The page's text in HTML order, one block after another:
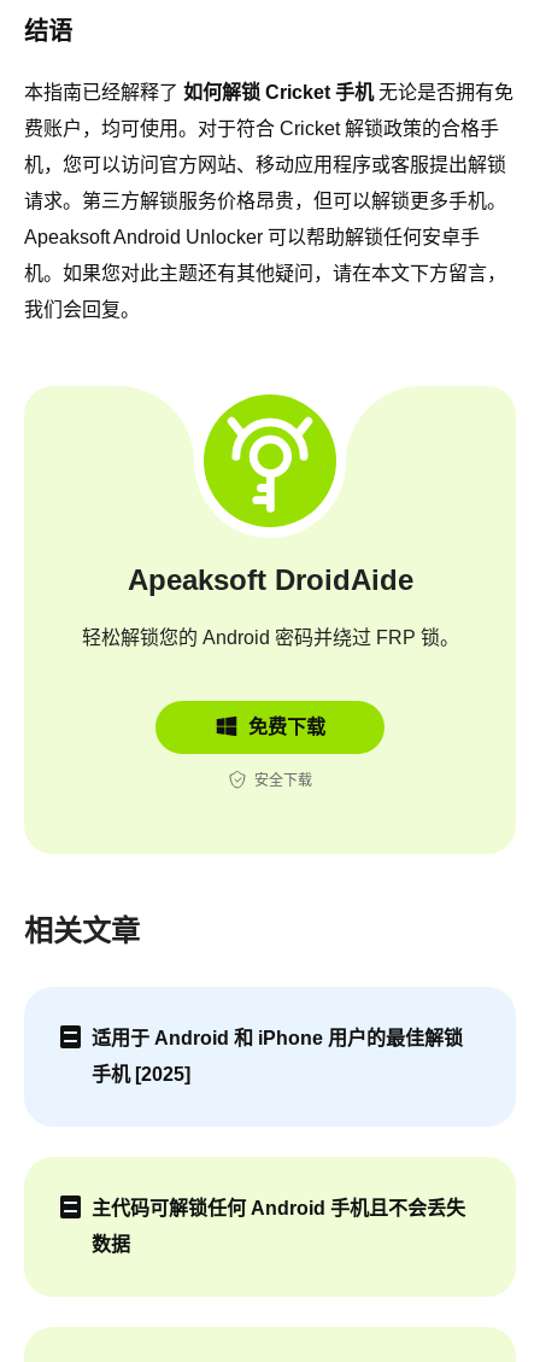
结语
本指南已经解释了 如何解锁 Cricket 手机无论是否拥有免
费账户，均可使用。对于符合 Cricket 解锁政策的合格手
机，您可以访问官方网站、移动应用程序或客服提出解锁
请求。第三方解锁服务价格昂贵，但可以解锁更多手机。
Apeaksoft Android Unlocker 可以帮助解锁任何安卓手
机。如果您对此主题还有其他疑问，请在本文下方留言，
我们会回复。
Apeaksoft DroidAide
轻松解锁您的 Android 密码并绕过 FRP 锁。
免费下载
安全下载
相关文章
适用于 Android 和 iPhone 用户的最佳解锁
手机 [2025]
主代码可解锁任何 Android 手机且不会丢失
数据